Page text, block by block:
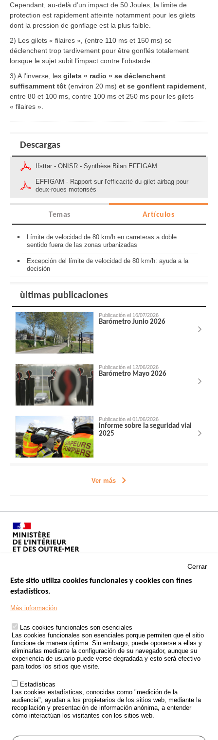
Cependant, au-delà d’un impact de 50 Joules, la limite de
protection est rapidement atteinte notamment pour les gilets
dont la pression de gonflage est la plus faible.
2) Les gilets « filaires », (entre 110 ms et 150 ms) se
déclenchent trop tardivement pour être gonflés totalement
lorsque le sujet subit l'impact contre l’obstacle.
3) A l’inverse, les gilets « radio » se déclenchent
suffisamment tôt (environ 20 ms) et se gonflent rapidement
entre 80 et 100 ms, contre 100 ms et 250 ms pour les gilets
« filaires ».
Descargas
Ifsttar - ONISR - Synthèse Bilan EFFIGAM
EFFIGAM - Rapport sur l'efficacité du gilet airbag pour
deux-roues motorisés
Temas Artículos
Límite de velocidad de 80 km/h en carreteras a doble
sentido fuera de las zonas urbanizadas
Excepción del límite de velocidad de 80 km/h: ayuda a la
decisión
ùltimas publicaciones
Publicación el 16/07/2026
Barómetro Junio 2026
Publicación el 12/06/2026
Barómetro Mayo 2026
Publicación el 01/06/2026
Informe sobre la seguridad vial
2025
Ver más
Footer
TRATAMIENTO DE DATOS PERSONALES PROCEDENTES DE
ACCIDENTES DE TRÁFICO
ESTUDIOS
CONVOCATORIA DE PROYECTOS DE ESTUDIOS
POLÍTICA DE SEGURIDAD VIAL
Outils
EVENTOS
GLOSARIO
Cerrar
Este sitio utiliza cookies funcionales y cookies con fines
estadísticos.
Más información
Las cookies funcionales son esenciales
Las cookies funcionales son esenciales porque permiten que el sitio
funcione de manera óptima. Sin embargo, puede oponerse a ellas y
eliminarlas mediante la configuración de su navegador, aunque su
experiencia de usuario puede verse degradada y esto será efectivo
para todos los sitios que visite.
Estadísticas
Las cookies estadísticas, conocidas como "medición de la
audiencia", ayudan a los propietarios de los sitios web, mediante la
recopilación y presentación de información anónima, a entender
cómo interactúan los visitantes con los sitios web.